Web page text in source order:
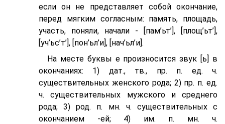
если он не представляет собой окончание,
перед мягким согласным: память, площадь,
участь, поняли, начали - [пам’ьт’], [площ’ьт’],
[уч’ьс’т’], [пон’ьл’и], [нач’ьл’и].
На месте буквы е произносится звук [ь] в
окончаниях: 1) дат., тв., пр. п. ед. ч.
существительных женского рода; 2) пр. п. ед.
ч. существительных мужского и среднего
рода; 3) род. п. мн. ч. существительных с
окончанием -ей; 4) им. п. мн. ч.